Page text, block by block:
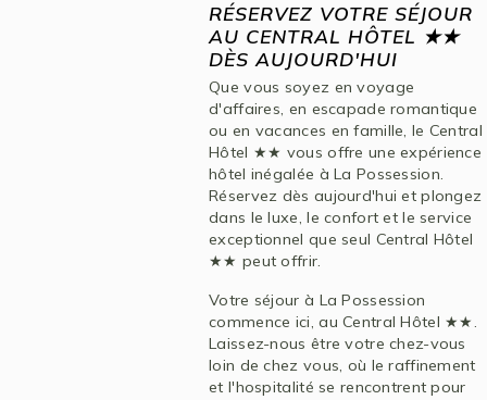
RÉSERVEZ VOTRE SÉJOUR
AU CENTRAL HÔTEL ★★
DÈS AUJOURD'HUI
Que vous soyez en voyage
d'affaires, en escapade romantique
ou en vacances en famille, le Central
Hôtel ★★ vous offre une expérience
hôtel inégalée à La Possession.
Réservez dès aujourd'hui et plongez
dans le luxe, le confort et le service
exceptionnel que seul Central Hôtel
★★ peut offrir.
Votre séjour à La Possession
commence ici, au Central Hôtel ★★.
Laissez-nous être votre chez-vous
loin de chez vous, où le raffinement
et l'hospitalité se rencontrent pour